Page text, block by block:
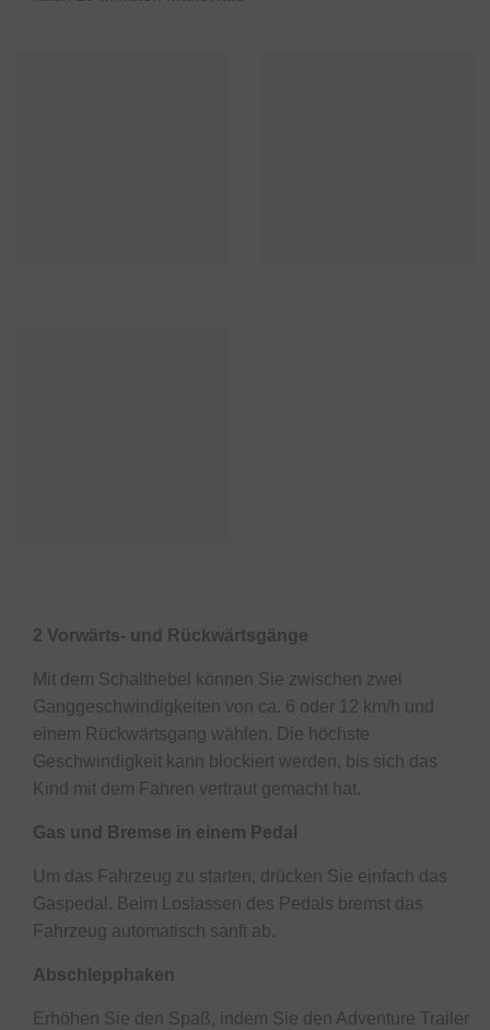
2 Vorwärts- und Rückwärtsgänge
Mit dem Schalthebel können Sie zwischen zwei
Ganggeschwindigkeiten von ca. 6 oder 12 km/h und
einem Rückwärtsgang wählen. Die höchste
Geschwindigkeit kann blockiert werden, bis sich das
Kind mit dem Fahren vertraut gemacht hat.
Gas und Bremse in einem Pedal
Um das Fahrzeug zu starten, drücken Sie einfach das
Gaspedal. Beim Loslassen des Pedals bremst das
Fahrzeug automatisch sanft ab.
Abschlepphaken
Erhöhen Sie den Spaß, indem Sie den Adventure Trailer